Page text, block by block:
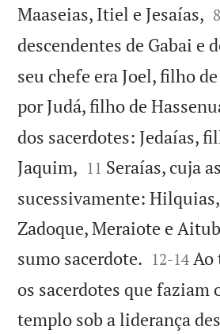
Maaseias, Itiel e Jesaías, 
8
descendentes de Gabai e
seu chefe era Joel, filho
por Judá, filho de
dos sacerdotes: Jedaías,
Jaquim, 

11 Seraías, cuja
sucessivamente:
Zadoque, Meraiote e
sumo sacerdote. 

12-14 Ao
os sacerdotes que faziam
templo sob a liderança